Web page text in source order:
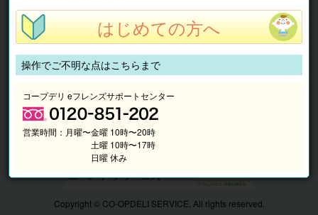
くらしのサービス
このサイトの使い方
マイページ
Copyright © CO-OPDELI SERVICE. All rights reserved.
はじめての方へ
操作でご不明な点はこちらまで
コープデリ eフレンズサポートセンター
営業時間： 月曜〜金曜 10時〜20時
土曜 10時〜17時
日曜 休み